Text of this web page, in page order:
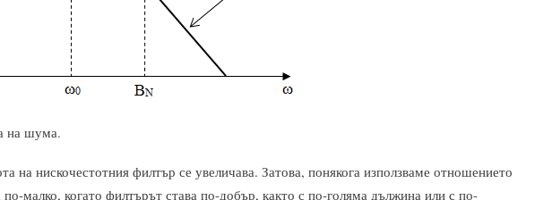
на шума.
на нискочестотния филтър се увеличава. Затова, понякога използваме отношението
малко, когато филтърът става по-добър, както с по-голяма дължина или с по-